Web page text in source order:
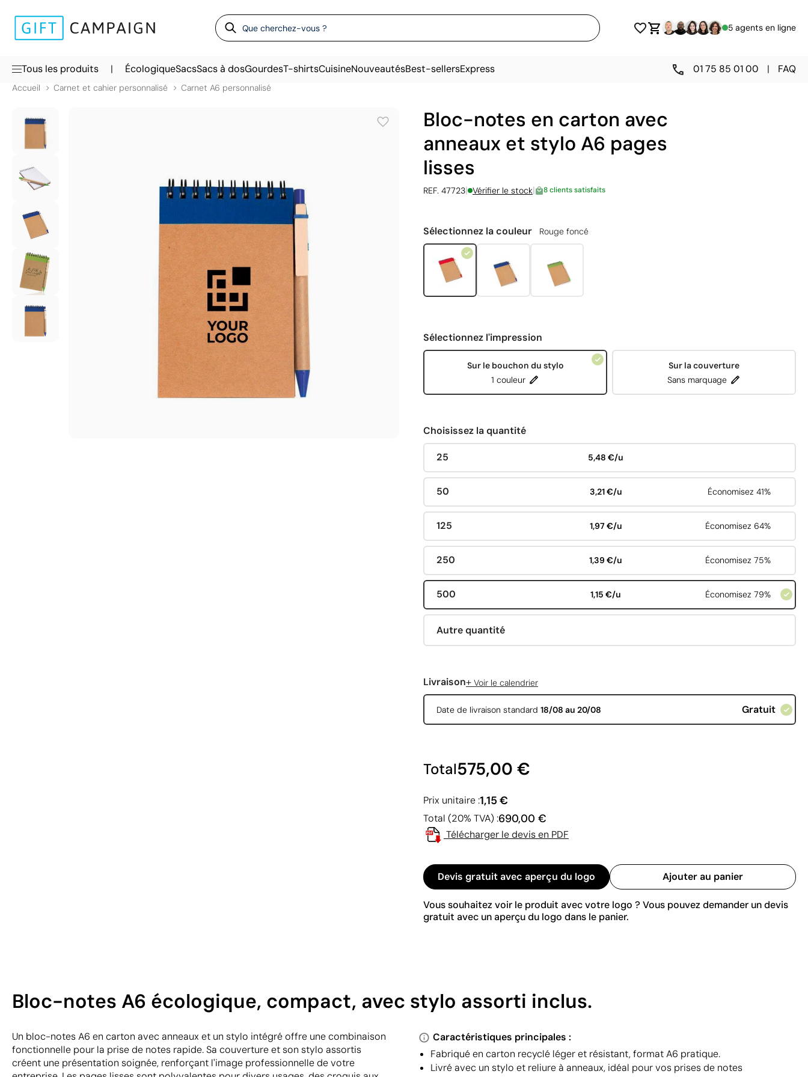
5 agents en ligne
Tous les produits | ÉcologiqueSacsSacs à dosGourdesT-shirtsCuisineNouveautésBest-sellersExpress 01 75 85 01 00 | FAQ
Accueil Carnet et cahier personnalisé Carnet A6 personnalisé
Bloc-notes en carton avec
anneaux et stylo A6 pages
lisses
REF. 47723| Vérifier le stock| 8 clients satisfaits
Sélectionnez la couleur Rouge foncé
Sélectionnez l'impression
Sur le bouchon du stylo
1 couleur
Sur la couverture
Sans marquage
Choisissez la quantité
25 5,48 €/u
50 3,21 €/u Économisez 41%
125 1,97 €/u Économisez 64%
250 1,39 €/u Économisez 75%
500 1,15 €/u Économisez 79%
Autre quantité
Livraison+ Voir le calendrier
Date de livraison standard 18/08 au 20/08 Gratuit
Total575,00 €
Prix unitaire :1,15 €
Total (20% TVA) :690,00 €
Télécharger le devis en PDF
Devis gratuit avec aperçu du logo Ajouter au panier
Vous souhaitez voir le produit avec votre logo ? Vous pouvez demander un devis
gratuit avec un aperçu du logo dans le panier.
Bloc-notes A6 écologique, compact, avec stylo assorti inclus.
Un bloc-notes A6 en carton avec anneaux et un stylo intégré offre une combinaison
fonctionnelle pour la prise de notes rapide. Sa couverture et son stylo assortis
créent une présentation soignée, renforçant l'image professionnelle de votre
Caractéristiques principales :
Fabriqué en carton recyclé léger et résistant, format A6 pratique.
Livré avec un stylo et reliure à anneaux, idéal pour vos prises de notes